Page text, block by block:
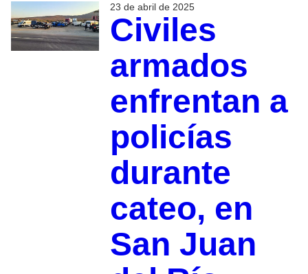
23 de abril de 2025
Civiles
armados
enfrentan a
policías
durante
cateo, en
San Juan